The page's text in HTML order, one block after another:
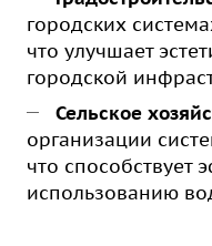
городских
что улучшает
городской
Сельское
организации
что способствует
использованию